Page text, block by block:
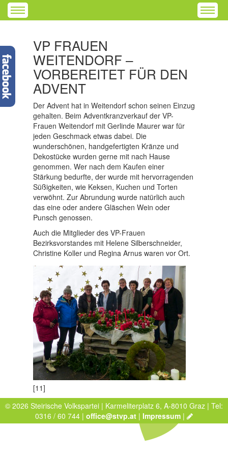
VP FRAUEN
WEITENDORF –
VORBEREITET FÜR DEN
ADVENT
Der Advent hat in Weitendorf schon seinen Einzug
gehalten. Beim Adventkranzverkauf der VP-
Frauen Weitendorf mit Gerlinde Maurer war für
jeden Geschmack etwas dabei. Die
wunderschönen, handgefertigten Kränze und
Dekostücke wurden gerne mit nach Hause
genommen. Wer nach dem Kaufen einer
Stärkung bedurfte, der wurde mit hervorragenden
Süßigkeiten, wie Keksen, Kuchen und Torten
verwöhnt. Zur Abrundung wurde natürlich auch
das eine oder andere Gläschen Wein oder
Punsch genossen.
Auch die Mitglieder des VP-Frauen
Bezirksvorstandes mit Helene Silberschneider,
Christine Koller und Regina Arnus waren vor Ort.
[11]
© 2026 Steirische Volkspartei | Karmeliterplatz 6, A-8010 Graz | Tel:
0316 / 60 744 | office@stvp.at | Impressum |